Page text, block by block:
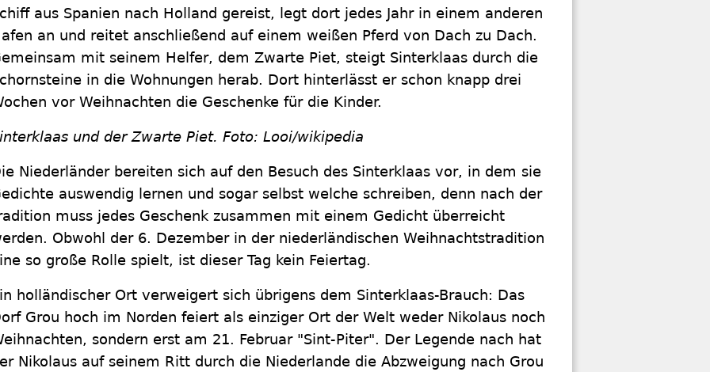
aus Spanien nach Holland gereist, legt dort jedes Jahr in einem anderen
an und reitet anschließend auf einem weißen Pferd von Dach zu Dach.
mit seinem Helfer, dem Zwarte Piet, steigt Sinterklaas durch die
in die Wohnungen herab. Dort hinterlässt er schon knapp drei
vor Weihnachten die Geschenke für die Kinder.
und der Zwarte Piet. Foto: Looi/wikipedia
Niederländer bereiten sich auf den Besuch des Sinterklaas vor, in dem sie
auswendig lernen und sogar selbst welche schreiben, denn nach der
muss jedes Geschenk zusammen mit einem Gedicht überreicht
Obwohl der 6. Dezember in der niederländischen Weihnachtstradition
so große Rolle spielt, ist dieser Tag kein Feiertag.
holländischer Ort verweigert sich übrigens dem Sinterklaas-Brauch: Das
Grou hoch im Norden feiert als einziger Ort der Welt weder Nikolaus noch
sondern erst am 21. Februar "Sint-Piter". Der Legende nach hat
Nikolaus auf seinem Ritt durch die Niederlande die Abzweigung nach Grou